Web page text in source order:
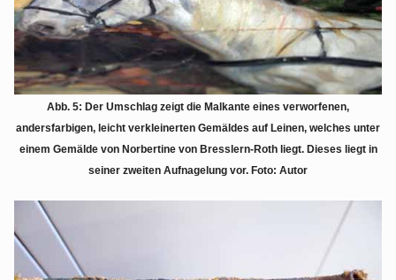
Abb. 5: Der Umschlag zeigt die Malkante eines verworfenen,
andersfarbigen, leicht verkleinerten Gemäldes auf Leinen, welches unter
einem Gemälde von Norbertine von Bresslern-Roth liegt. Dieses liegt in
seiner zweiten Aufnagelung vor. Foto: Autor